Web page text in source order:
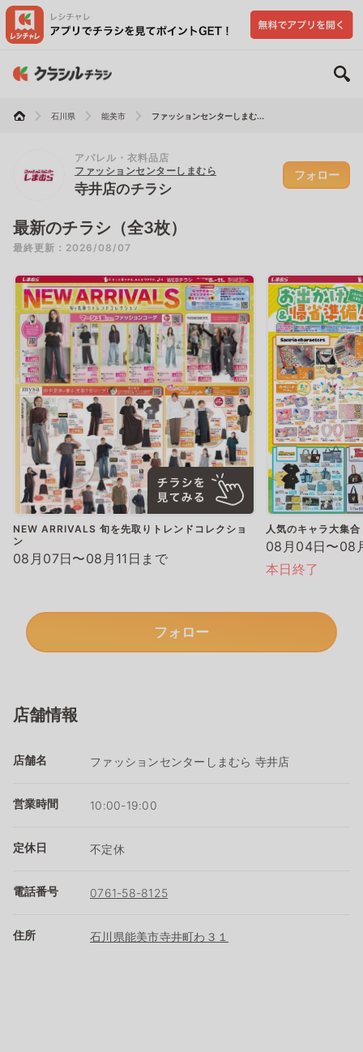
石川県 能美市 ファッションセンターしまむ...
アパレル・衣料品店
ファッションセンターしまむら
寺井店のチラシ
フォロー
最新のチラシ（全3枚）
最終更新：2026/08/07
NEW ARRIVALS 旬を先取りトレンドコレクショ
ン
08月07日〜08月11日まで
人気のキャラ大集
08月04日〜08
本日終了
フォロー
店舗情報
店舗名 ファッションセンターしまむら 寺井店
営業時間 10:00-19:00
定休日 不定休
電話番号 0761-58-8125
住所 石川県能美市寺井町わ３１